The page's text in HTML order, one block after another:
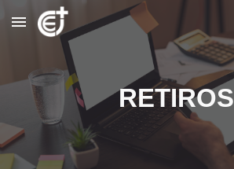
Skip to main content
RETIROS